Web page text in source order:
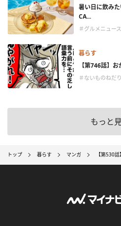
暑い日に飲み
CA...
＃グルメニュース
暮らす
【第746話】お
＃ないものねだ
もっと
トップ 暮らす マンガ 【第530